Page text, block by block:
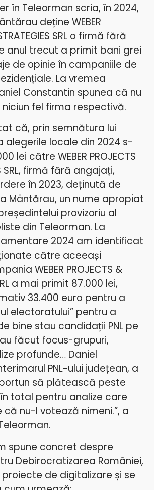
în Teleorman scria, în 2024,
deține WEBER
SRL o firmă fără
anul trecut a primit bani grei
de opinie în campaniile de
La vremea
Constantin spunea că nu
fel firma respectivă.
că, prin semnătura lui
alegerile locale din 2024 s-
lei către WEBER PROJECTS
SRL, firmă fără angajați,
în 2023, deținută de
Mântărau, un nume apropiat
provizoriu al
din Teleorman. La
2024 am identificat
către aceeași
WEBER PROJECTS &
a mai primit 87.000 lei,
33.400 euro pentru a
electoratului” pentru a
bine stau candidații PNL pe
făcut focus-grupuri,
profunde… Daniel
PNL-ului județean, a
să plătească peste
total pentru analize care
nu-l votează nimeni.”, a
spune concret despre
Debirocratizarea României,
de digitalizare și se